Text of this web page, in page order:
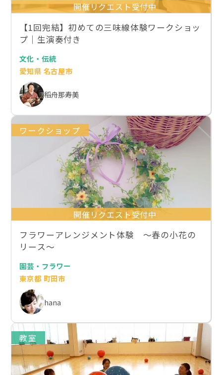
開催リクエスト受付中
【1回完結】初めての三味線体験ワークショッ
プ｜生演奏付き
文化・伝統
愛知県 名古屋市
稻舟那寿美
ワークショップ
開催リクエスト受付中
フラワーアレンジメント体験 〜春の小花の
リース〜
園芸・フラワー
東京都 町田市
hana
教室